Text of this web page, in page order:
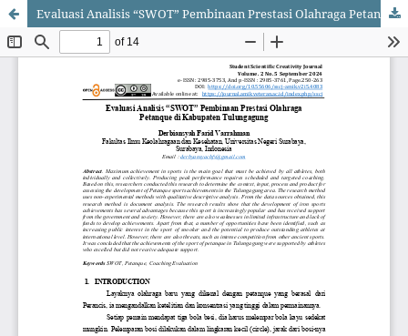
Evaluasi Analisis “SWOT” Pembinaan Prestasi Olahraga Petanque di Kabupaten Tulungagung